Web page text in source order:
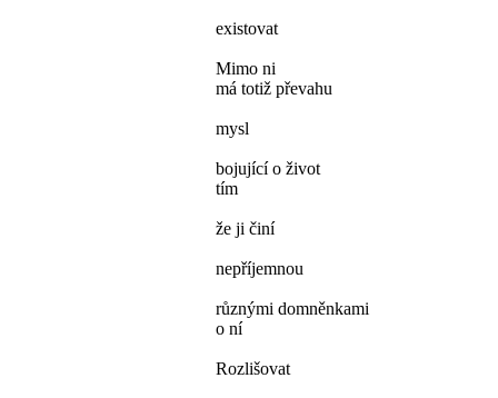
existovat
Mimo ni
má totiž převahu
mysl
bojující o život
tím
že ji činí
nepříjemnou
různými domněnkami
o ní
Rozlišovat